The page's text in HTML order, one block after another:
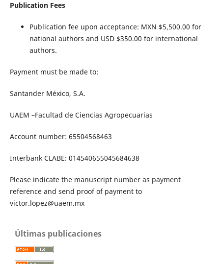
Publication Fees
Publication fee upon acceptance: MXN $5,500.00 for
national authors and USD $350.00 for international
authors.
Payment must be made to:
Santander México, S.A.
UAEM –Facultad de Ciencias Agropecuarias
Account number: 65504568463
Interbank CLABE: 014540655045684638
Please indicate the manuscript number as payment
reference and send proof of payment to
victor.lopez@uaem.mx
Últimas publicaciones